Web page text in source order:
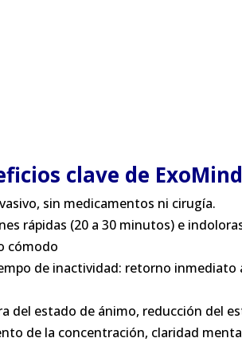
clave de
sin medicamentos ni cirugía.
rápidas (20 a 30 minutos) e
cómodo
de inactividad: retorno inmediato
del estado de ánimo, reducción del
de la concentración, claridad